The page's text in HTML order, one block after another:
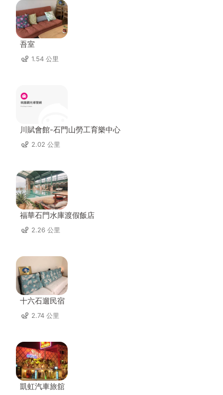
吾室
1.54 公里
川賦會館-石門山勞工育樂中心
2.02 公里
福華石門水庫渡假飯店
2.26 公里
十六石遛民宿
2.74 公里
凱虹汽車旅舘